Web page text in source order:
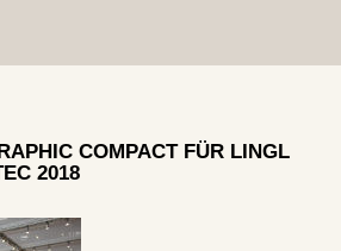
COMPACT FÜR LINGL
2018